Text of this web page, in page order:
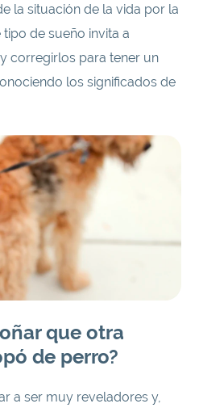
la situación de la vida por la
de sueño invita a
corregirlos para tener un
los significados de
que otra
de perro?
a ser muy reveladores y,